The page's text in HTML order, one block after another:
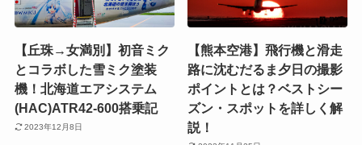
【丘珠→女満別】初音ミク
とコラボした雪ミク塗装
機！北海道エアシステム
(HAC)ATR42-600搭乗記
2023年12月8日
【熊本空港】飛行機と滑走
路に沈むだるま夕日の撮影
ポイントとは？ベストシー
ズン・スポットを詳しく解
説！